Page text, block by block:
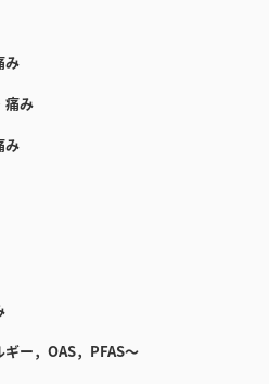
み
痛み
み
ー，OAS，PFAS～